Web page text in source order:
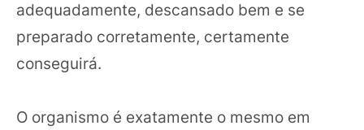
adequadamente, descansado bem e se
preparado corretamente, certamente
conseguirá.
O organismo é exatamente o mesmo em